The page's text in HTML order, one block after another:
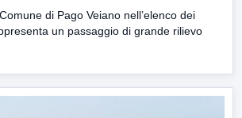
di Pago Veiano nell’elenco dei
un passaggio di grande rilievo